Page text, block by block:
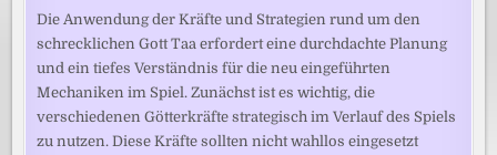
Die Anwendung der Kräfte und Strategien rund um den
schrecklichen Gott Taa erfordert eine durchdachte Planung
und ein tiefes Verständnis für die neu eingeführten
Mechaniken im Spiel. Zunächst ist es wichtig, die
verschiedenen Götterkräfte strategisch im Verlauf des Spiels
zu nutzen. Diese Kräfte sollten nicht wahllos eingesetzt